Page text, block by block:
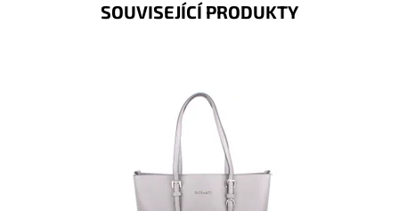
SOUVISEJÍCÍ PRODUKTY
Pevná velká elegantní kabelka do ruky i na rameno
značky FLORA&CO se stříbrnými doplňky.
Momentálně nedostupné
1261
FLORA&CO
2 roky